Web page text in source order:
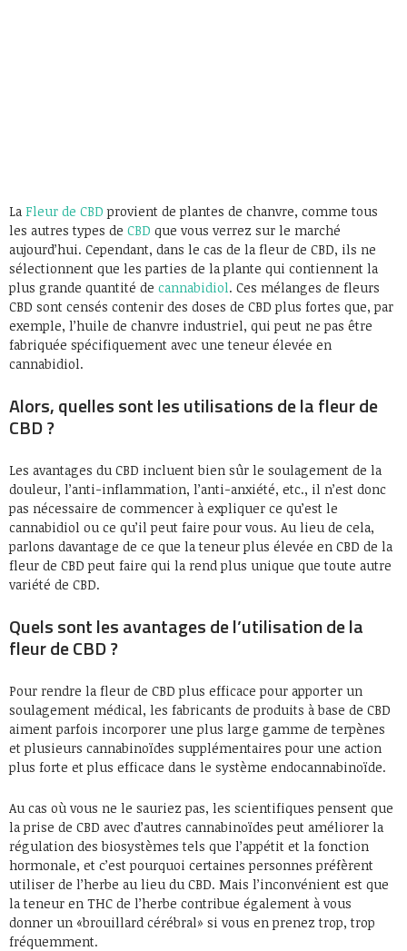
La Fleur de CBD provient de plantes de chanvre, comme tous
les autres types de CBD que vous verrez sur le marché
aujourd’hui. Cependant, dans le cas de la fleur de CBD, ils ne
sélectionnent que les parties de la plante qui contiennent la
plus grande quantité de cannabidiol. Ces mélanges de fleurs
CBD sont censés contenir des doses de CBD plus fortes que, par
exemple, l’huile de chanvre industriel, qui peut ne pas être
fabriquée spécifiquement avec une teneur élevée en
cannabidiol.
Alors, quelles sont les utilisations de la fleur de
CBD ?
Les avantages du CBD incluent bien sûr le soulagement de la
douleur, l’anti-inflammation, l’anti-anxiété, etc., il n’est donc
pas nécessaire de commencer à expliquer ce qu’est le
cannabidiol ou ce qu’il peut faire pour vous. Au lieu de cela,
parlons davantage de ce que la teneur plus élevée en CBD de la
fleur de CBD peut faire qui la rend plus unique que toute autre
variété de CBD.
Quels sont les avantages de l’utilisation de la
fleur de CBD ?
Pour rendre la fleur de CBD plus efficace pour apporter un
soulagement médical, les fabricants de produits à base de CBD
aiment parfois incorporer une plus large gamme de terpènes
et plusieurs cannabinoïdes supplémentaires pour une action
plus forte et plus efficace dans le système endocannabinoïde.
Au cas où vous ne le sauriez pas, les scientifiques pensent que
la prise de CBD avec d’autres cannabinoïdes peut améliorer la
régulation des biosystèmes tels que l’appétit et la fonction
hormonale, et c’est pourquoi certaines personnes préfèrent
utiliser de l’herbe au lieu du CBD. Mais l’inconvénient est que
la teneur en THC de l’herbe contribue également à vous
donner un «brouillard cérébral» si vous en prenez trop, trop
fréquemment.